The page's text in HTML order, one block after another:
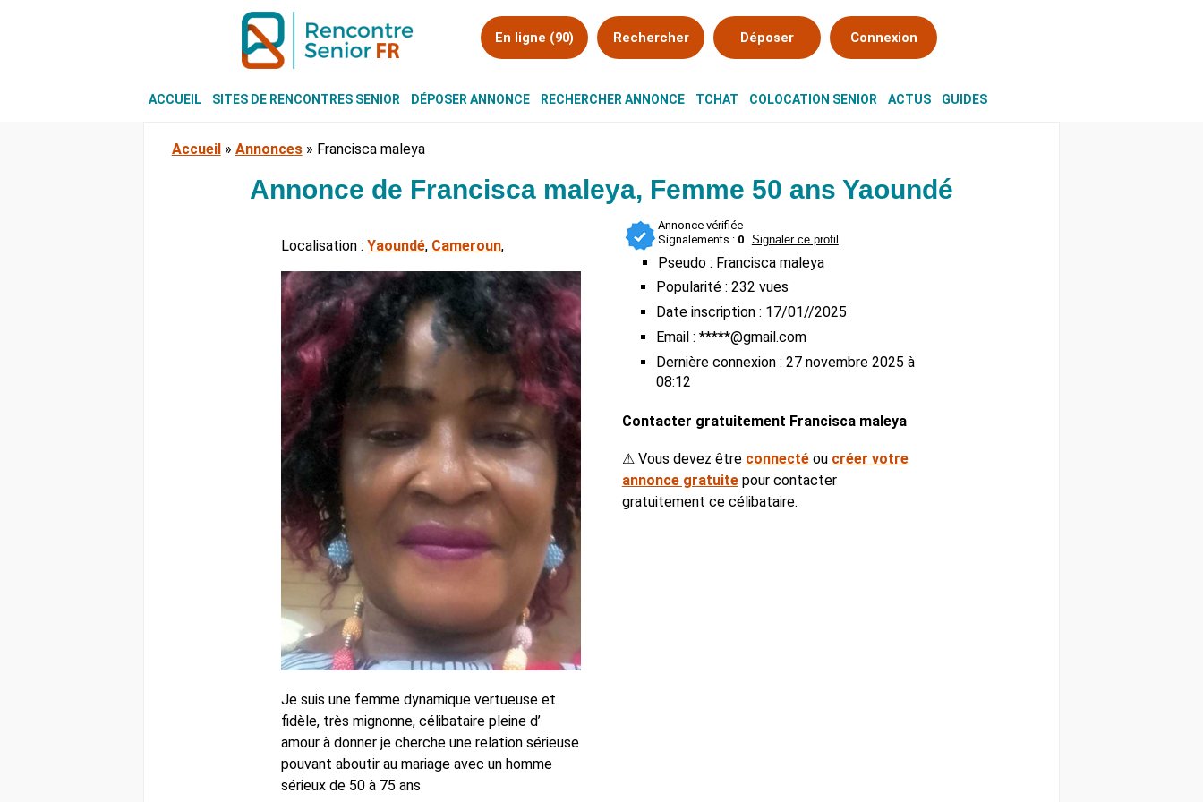
En ligne (90) Rechercher Déposer Connexion
ACCUEIL SITES DE RENCONTRES SENIOR DÉPOSER ANNONCE RECHERCHER ANNONCE TCHAT COLOCATION SENIOR ACTUS GUIDES
Accueil » Annonces» Francisca maleya
Annonce de Francisca maleya, Femme 50 ans Yaoundé
Localisation :Yaoundé, Cameroun,
Je suis une femme dynamique vertueuse et
fidèle, très mignonne, célibataire pleine d’
amour à donner je cherche une relation sérieuse
pouvant aboutir au mariage avec un homme
sérieux de 50 à 75 ans
Annonce vérifiée
Signalements : 0 Signaler ce profil
Pseudo : Francisca maleya
Popularité : 232 vues
Date inscription : 17/01//2025
Email : *****@gmail.com
Dernière connexion : 27 novembre 2025 à
08:12
Contacter gratuitement Francisca maleya
⚠ Vous devez être connectéou créer votre
annonce gratuitepour contacter
gratuitement ce célibataire.